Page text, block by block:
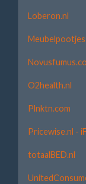
Loberon.nl
O2health.nl
Plnktn.com
Pricewise.nl -
totaalBED.nl